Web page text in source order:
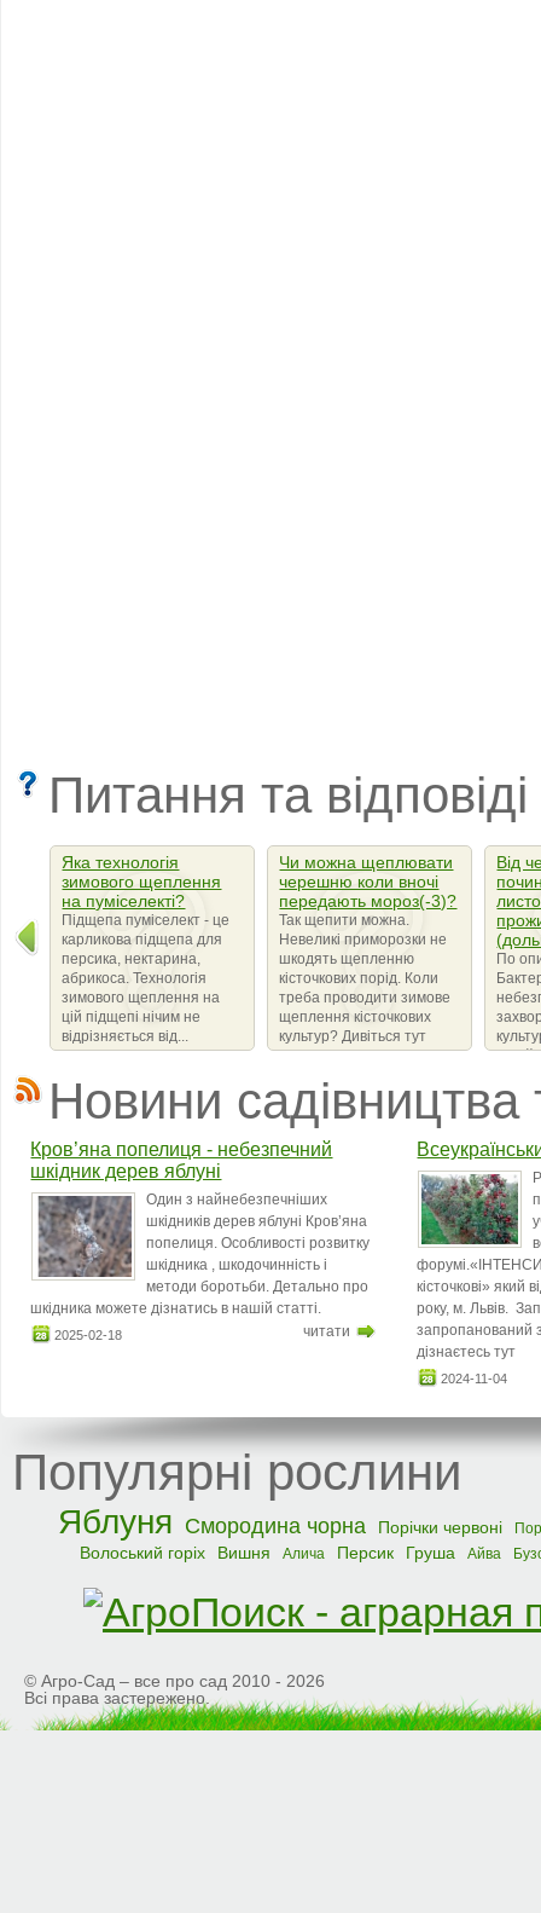
Питання та
Яка технологія
зимового щеплення
на пуміселекті?
Підщепа пуміселект - це
карликова підщепа для
персика, нектарина,
абрикоса. Технологія
зимового щеплення на
цій підщепі нічим не
відрізняється від...
Чи можна щеплювати
черешню коли вночі
передають мороз(-3)?
Так щепити можна.
Невеликі приморозки не
шкодять щепленню
кісточкових порід. Коли
треба проводити зимове
щеплення кісточкових
культур? Дивіться тут
Від
По
Новини садівництва
Кров’яна попелиця - небезпечний
шкідник дерев яблуні
Один з найнебезпечніших
шкідників дерев яблуні Кров’яна
попелиця. Особливості розвитку
шкідника , шкодочинність і
методи боротьби. Детально про
шкідника можете дізнатись в нашій статті.
2025-02-18 читати
кісточкові» який
року, м. Львів.
запропанований
дізнаєтесь тут
2024-11-04
Популярні рослини
Яблуня Смородина чорна Порічки червоні
Волоський горіх Вишня Алича Персик Груша Айва
© Агро-Сад – все про сад 2010 - 2026
Всі права застережено.